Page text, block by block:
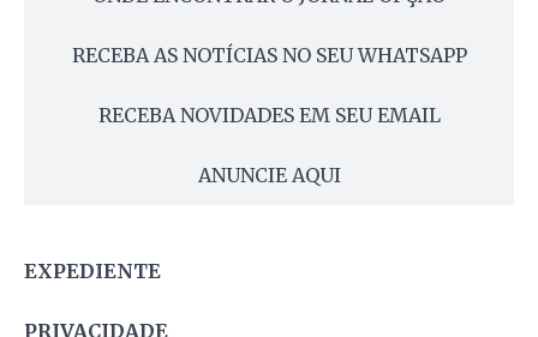
RECEBA AS NOTÍCIAS NO SEU WHATSAPP
RECEBA NOVIDADES EM SEU EMAIL
ANUNCIE AQUI
EXPEDIENTE
PRIVACIDADE